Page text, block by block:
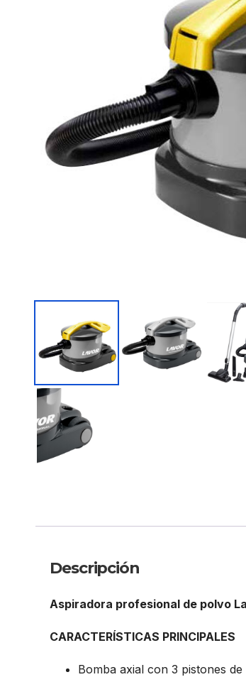
Descripción
Aspiradora profesional de polvo
CARACTERÍSTICAS PRINCIPALES
Bomba axial con 3 pistones